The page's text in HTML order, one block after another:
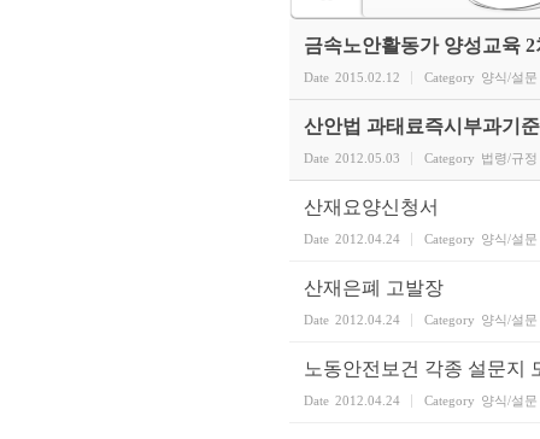
금속노안활동가 양성교육
Date 2015.02.12 Category 양식/설문
산안법 과태료즉시부과기준
Date 2012.05.03 Category 법령/규정
산재요양신청서
Date 2012.04.24 Category 양식/설문
산재은폐 고발장
Date 2012.04.24 Category 양식/설문
노동안전보건 각종 설문지
Date 2012.04.24 Category 양식/설문